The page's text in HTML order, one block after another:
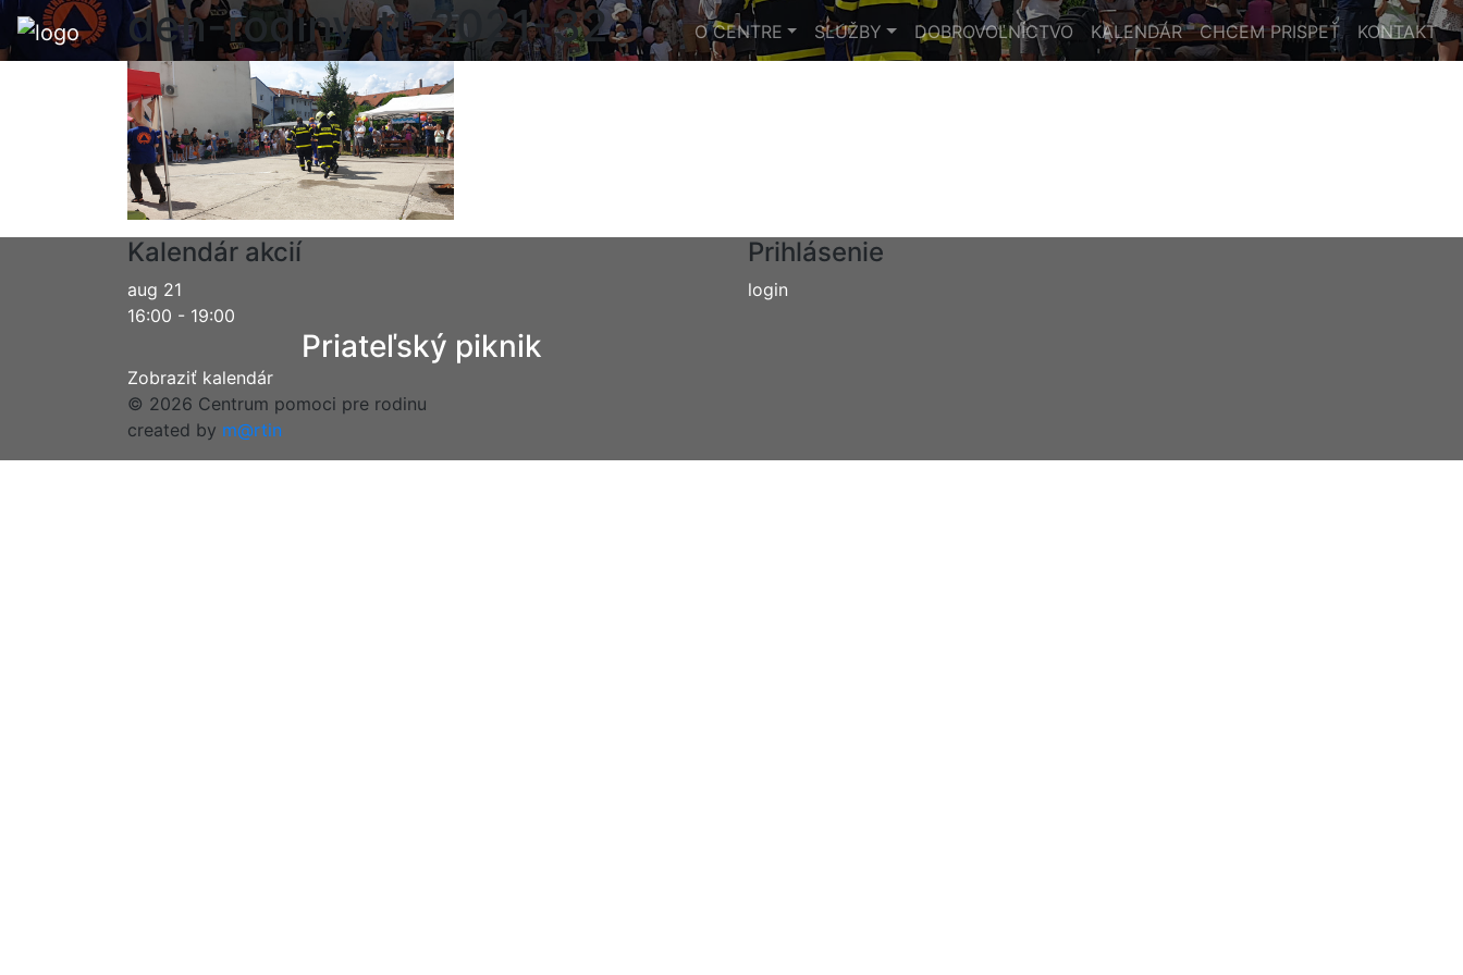
O CENTRE SLUŽBY DOBROVOĽNÍCTVO KALENDÁR CHCEM PRISPEŤ KONTAKT
den-rodiny-tt-2021-32
Kalendár akcií
aug 21
16:00 - 19:00
Priateľský piknik
Zobraziť kalendár
Prihlásenie
login
© 2026 Centrum pomoci pre rodinu
created by m@rtin